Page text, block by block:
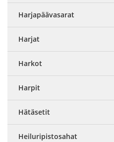
Harjapäävasarat
Harjat
Harkot
Harpit
Hätäsetit
Heiluripistosahat